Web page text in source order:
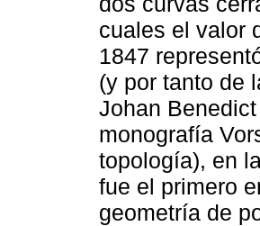
cuales el valor
1847
(y por tanto de
Johan
monografía
topología), en
fue el primero
geometría de